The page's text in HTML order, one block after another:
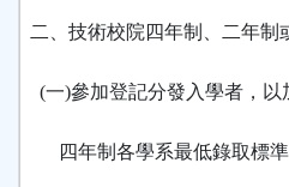
二、技術校院四年制、二年制
(一)參加登記分發入學者，
四年制各學系最低錄取標準